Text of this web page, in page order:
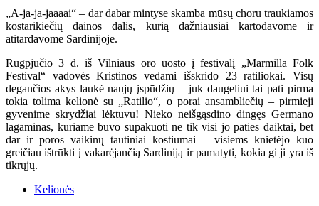
„A-ja-ja-jaaaai“ – dar dabar mintyse skamba mūsų choru traukiamos
kostarikiečių dainos dalis, kurią dažniausiai kartodavome ir
atitardavome Sardinijoje.
Rugpjūčio 3 d. iš Vilniaus oro uosto į festivalį „Marmilla Folk
Festival“ vadovės Kristinos vedami išskrido 23 ratiliokai. Visų
degančios akys laukė naujų įspūdžių – juk daugeliui tai pati pirma
tokia tolima kelionė su „Ratilio“, o porai ansambliečių – pirmieji
gyvenime skrydžiai lėktuvu! Nieko neišgąsdino dingęs Germano
lagaminas, kuriame buvo supakuoti ne tik visi jo paties daiktai, bet
dar ir poros vaikinų tautiniai kostiumai – visiems knietėjo kuo
greičiau ištrūkti į vakarėjančią Sardiniją ir pamatyti, kokia gi ji yra iš
tikrųjų.
Kelionės